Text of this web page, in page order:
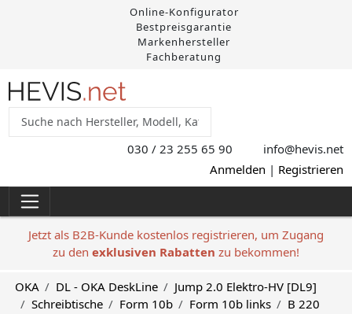
Online-Konfigurator
Bestpreisgarantie
Markenhersteller
Fachberatung
030 / 23 255 65 90 info@hevis.net
Anmelden | Registrieren
Jetzt als B2B-Kunde kostenlos registrieren, um Zugang
zu den exklusiven Rabatten zu bekommen!
OKA DL - OKA DeskLine
Jump 2.0 Elektro-HV [DL9]
Schreibtische
Form 10b Form 10b links B 220